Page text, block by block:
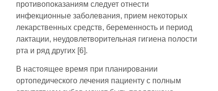
противопоказаниям следует отнести
инфекционные заболевания, прием некоторых
лекарственных средств, беременность и период
лактации, неудовлетворительная гигиена полости
рта и ряд других [6].
В настоящее время при планировании
ортопедического лечения пациенту с полным